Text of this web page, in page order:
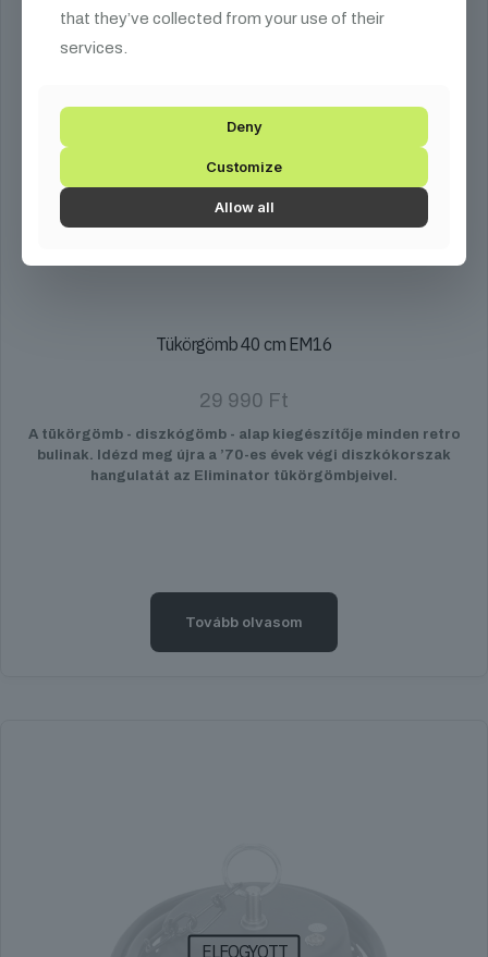
Tükörgömb 40 cm EM16
29 990 Ft
A tükörgömb - diszkógömb - alap kiegészítője minden retro
bulinak. Idézd meg újra a ’70-es évek végi diszkókorszak
hangulatát az Eliminator tükörgömbjeivel.
Tovább olvasom
ELFOGYOTT
that they’ve collected from your use of their
services.
Deny
Customize
Allow all